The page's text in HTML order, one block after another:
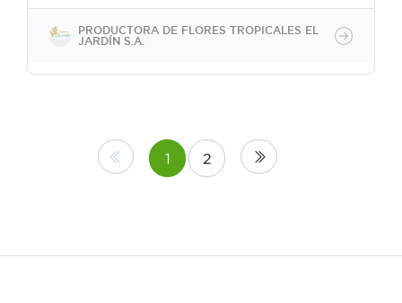
producto es que su presentación es en rollos de
5 unidades con gorro plástico ultra
transparente para dar una apariencia agradable.
PRODUCTORA DE FLORES TROPICALES EL
JARDÍN S.A.
1 2